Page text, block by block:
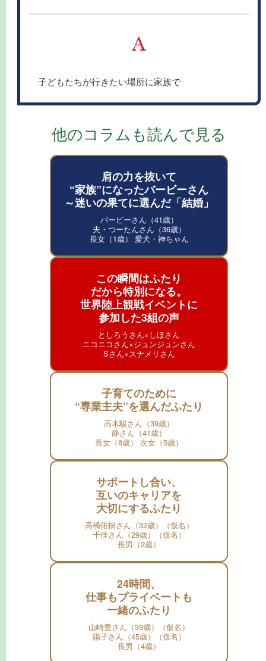
A
子どもたちが行きたい場所に家族で
他のコラムも読んで見る
肩の力を抜いて
“家族”になったバービーさん
～迷いの果てに選んだ「結婚」
バービーさん（41歳）
夫・つーたんさん（36歳）
長女（1歳） 愛犬・神ちゃん
この瞬間はふたり
だから特別になる。
世界陸上観戦イベントに
参加した3組の声
としろうさん×しほさん
ニコニコさん×ジュンジュンさん
Sさん×スナメリさん
子育てのために
“専業主夫”を選んだふたり
高木駿さん（39歳）
静さん（41歳）
長女（8歳） 次女（5歳）
サポートし合い、
互いのキャリアを
大切にするふたり
高橋佑樹さん（32歳）（仮名）
千佳さん（29歳）（仮名）
長男（2歳）
24時間、
仕事もプライベートも
一緒のふたり
山崎豊さん（39歳）（仮名）
陽子さん（45歳）（仮名）
長男（4歳）